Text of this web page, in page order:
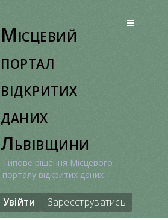
Місцевий
портал
відкритих
даних
Львівщини
Типове рішення Місцевого
порталу відкритих даних
Увійти Зареєструватись